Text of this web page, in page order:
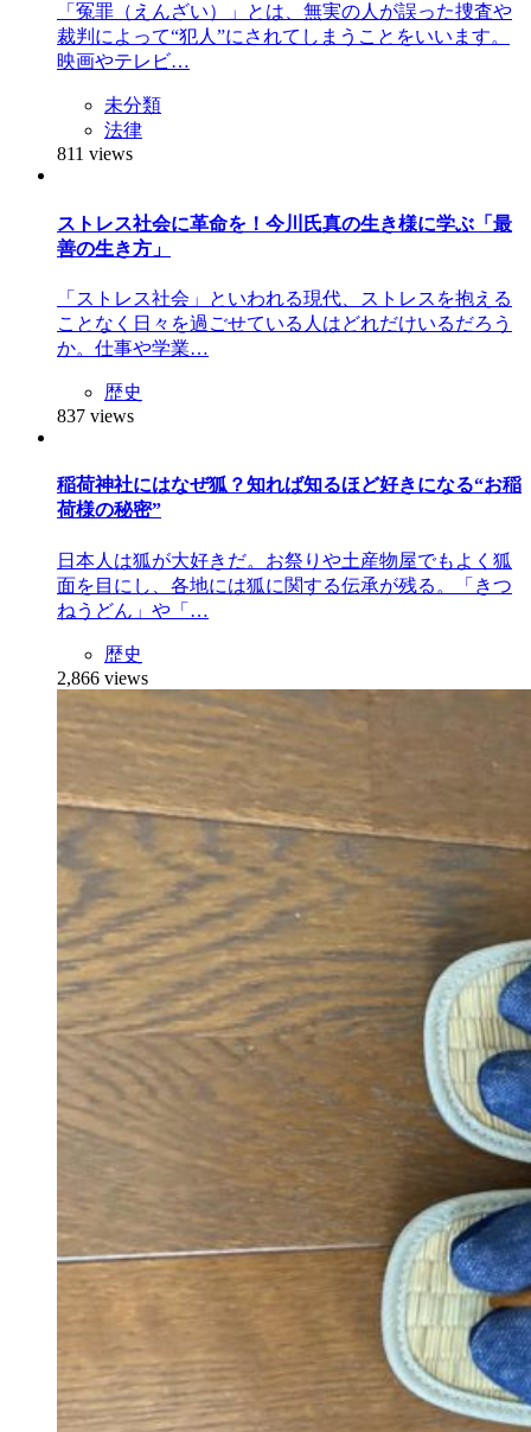
「冤罪（えんざい）」とは、無実の人が誤った捜査や
裁判によって“犯人”にされてしまうことをいいます。
映画やテレビ…
未分類
法律
811 views
ストレス社会に革命を！今川氏真の生き様に学ぶ「最
善の生き方」
「ストレス社会」といわれる現代、ストレスを抱える
ことなく日々を過ごせている人はどれだけいるだろう
か。仕事や学業…
歴史
837 views
稲荷神社にはなぜ狐？知れば知るほど好きになる“お稲
荷様の秘密”
日本人は狐が大好きだ。お祭りや土産物屋でもよく狐
面を目にし、各地には狐に関する伝承が残る。「きつ
ねうどん」や「…
歴史
2,866 views